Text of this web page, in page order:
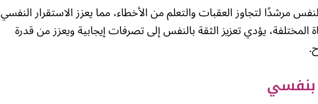
مرشدًا لتجاوز العقبات والتعلم من الأخطاء، مما يعزز الاستقرار النفسي
يؤدي تعزيز الثقة بالنفس إلى تصرفات إيجابية ويعزز من قدرة
بنفسي